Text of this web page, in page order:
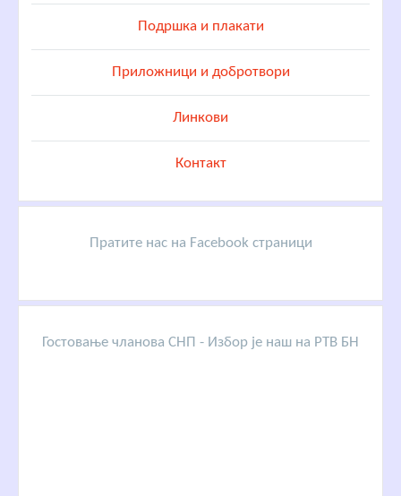
Подршка и плакати
Приложници и добротвори
Линкови
Контакт
Пратите нас на Facebook страници
Гостовање чланова СНП - Избор је наш на РТВ БН